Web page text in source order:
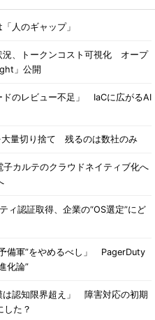
人のギャップ」
況、トークンコスト可視化 オープ
」公開
ドのレビュー不足」 IaCに広がるAI
大量切り捨て 残るのは数社のみ
カルテのクラウドネイティブ化へ
ィ認証取得、企業の“OS選定”にど
備軍”をやめるべし」 PagerDuty
化論”
は認知限界超え」 障害対応の初期
した？